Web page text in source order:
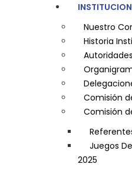
Nuestro
Historia
Autoridades
Comisión
Comisión
Juegos
2025